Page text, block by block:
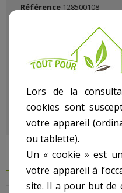
Référence 128500108
EN SAVOIR PLUS
Lors de la
cookies sont
votre appareil
ou tablette).
Un « cookie » est
votre appareil à
site. Il a pour but de